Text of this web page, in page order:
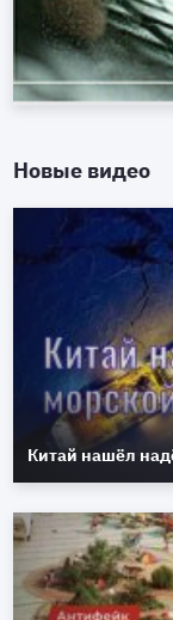
Новые видео
Китай нашёл